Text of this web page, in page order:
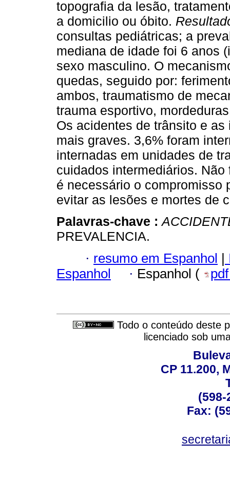
topografia da lesão,
a domicilio ou óbito.
consultas pediátricas; a
mediana de idade foi 6 anos
sexo masculino. O
quedas, seguido por:
ambos, traumatismo de
trauma esportivo,
Os acidentes de trânsito e
mais graves. 3,6% foram
internadas em unidades de
cuidados intermediários.
é necessário o compromisso
evitar as lesões e mortes de
Palavras-chave :
PREVALENCIA.
· resumo em Espanhol |
Espanhol
· Espanhol (
Todo o conteúdo deste
licenciado sob
CP 11.200,
(598-
Fax: